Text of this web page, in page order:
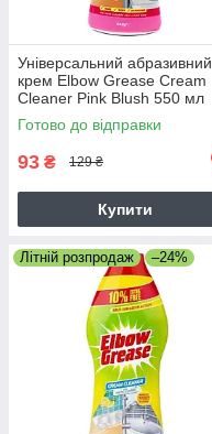
Універсальний абразивний
крем Elbow Grease Cream
Cleaner Pink Blush 550 мл
Готово до відправки
93 ₴ 129 ₴
Купити
Літній розпродаж –24%